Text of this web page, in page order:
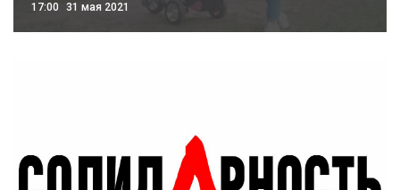
17:00 31 мая 2021